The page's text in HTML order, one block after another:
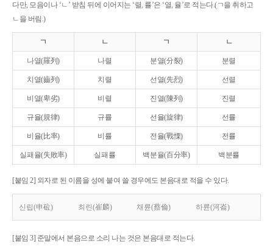
다만, 모음이나 ‘ㄴ’ 받침 뒤에 이어지는 ‘렬, 률’은 ‘열, 율’로 적는다.(ㄱ을 취하고
ㄴ을 버림.)
ㄱ ㄴ ㄱ ㄴ
나열(羅列) 나렬 분열(分裂) 분렬
치열(齒列) 치렬 선열(先烈) 선렬
비열(卑劣) 비렬 진열(陳列) 진렬
규율(規律) 규률 선율(旋律) 선률
비율(比率) 비률 전율(戰慄) 전률
실패율(失敗率) 실패률 백분율(百分率) 백분률
[붙임 2] 외자로 된 이름을 성에 붙여 쓸 경우에도 본음대로 적을 수 있다.
신립(申砬) 최린(崔麟) 채륜(蔡倫) 하륜(河崙)
[붙임 3] 준말에서 본음으로 소리 나는 것은 본음대로 적는다.